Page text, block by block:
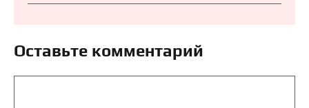
Оставьте комментарий